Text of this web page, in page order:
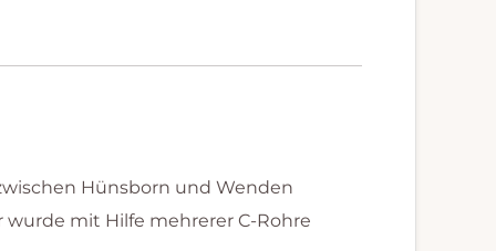
Hünsborn und Wenden
mit Hilfe mehrerer C-Rohre